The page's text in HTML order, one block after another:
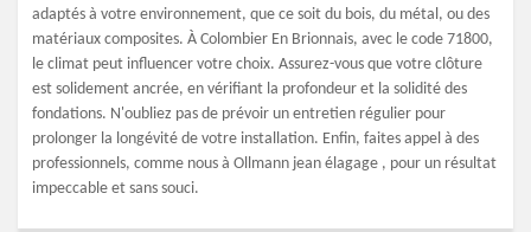
adaptés à votre environnement, que ce soit du bois, du métal, ou des
matériaux composites. À Colombier En Brionnais, avec le code 71800,
le climat peut influencer votre choix. Assurez-vous que votre clôture
est solidement ancrée, en vérifiant la profondeur et la solidité des
fondations. N'oubliez pas de prévoir un entretien régulier pour
prolonger la longévité de votre installation. Enfin, faites appel à des
professionnels, comme nous à Ollmann jean élagage , pour un résultat
impeccable et sans souci.